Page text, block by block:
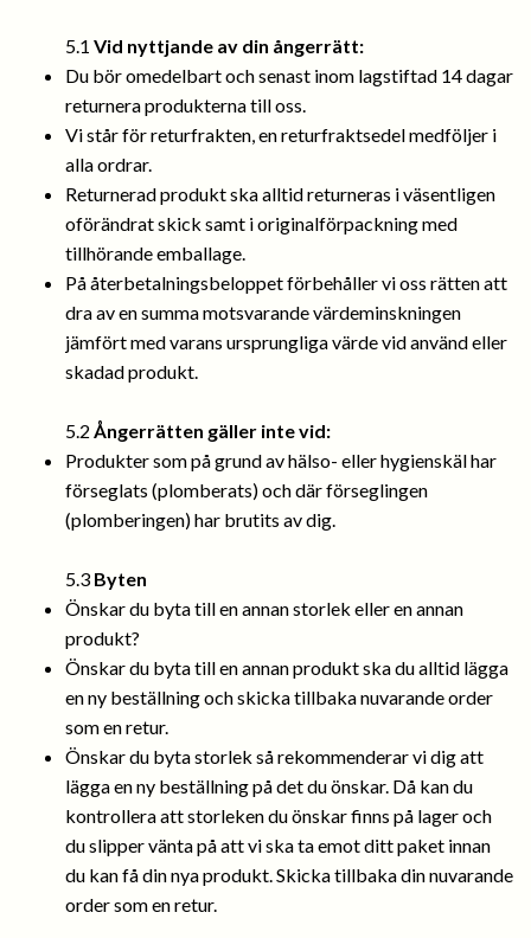
5.1 Vid nyttjande av din ångerrätt:
Du bör omedelbart och senast inom lagstiftad 14 dagar
returnera produkterna till oss.
Vi står för returfrakten, en returfraktsedel medföljer i
alla ordrar.
Returnerad produkt ska alltid returneras i väsentligen
oförändrat skick samt i originalförpackning med
tillhörande emballage.
På återbetalningsbeloppet förbehåller vi oss rätten att
dra av en summa motsvarande värdeminskningen
jämfört med varans ursprungliga värde vid använd eller
skadad produkt.
5.2 Ångerrätten gäller inte vid:
Produkter som på grund av hälso- eller hygienskäl har
förseglats (plomberats) och där förseglingen
(plomberingen) har brutits av dig.
5.3 Byten
Önskar du byta till en annan storlek eller en annan
produkt?
Önskar du byta till en annan produkt ska du alltid lägga
en ny beställning och skicka tillbaka nuvarande order
som en retur.
Önskar du byta storlek så rekommenderar vi dig att
lägga en ny beställning på det du önskar. Då kan du
kontrollera att storleken du önskar finns på lager och
du slipper vänta på att vi ska ta emot ditt paket innan
du kan få din nya produkt. Skicka tillbaka din nuvarande
order som en retur.